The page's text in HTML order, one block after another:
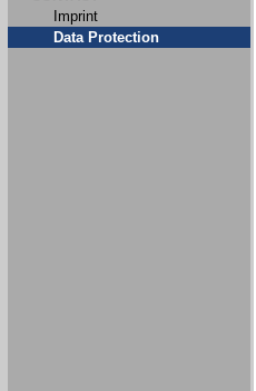
Imprint
Data Protection